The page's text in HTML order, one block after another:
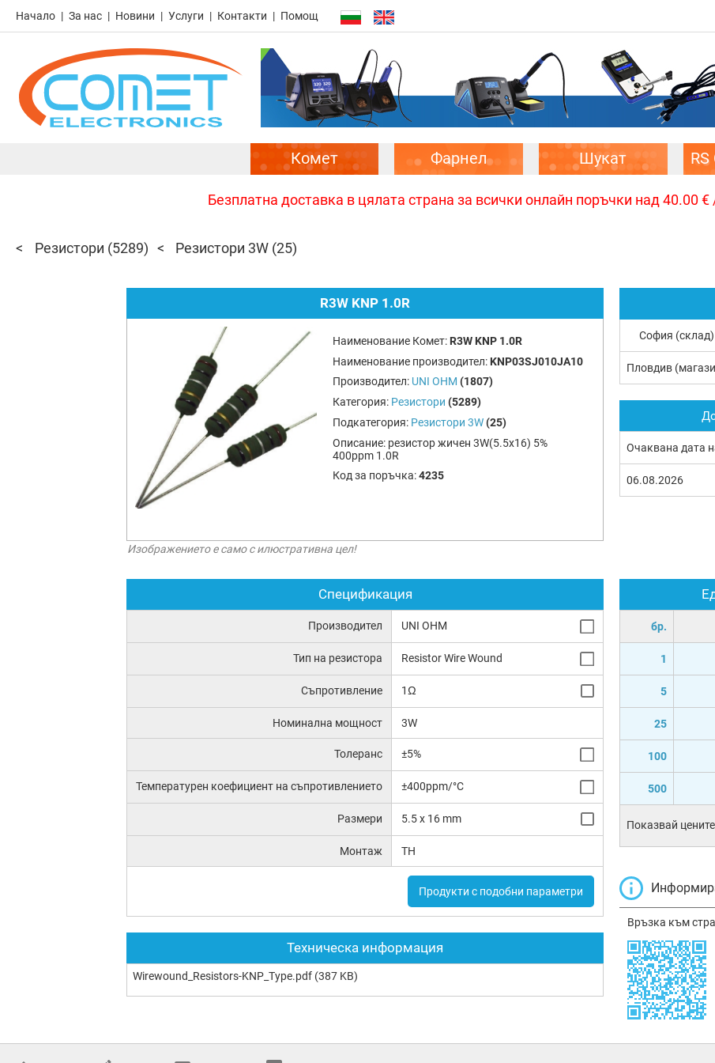
Начало За нас Новини Услуги Контакти Помощ
Комет Фарнел Шукат
Безплатна доставка в цялата страна за всички онлайн поръчки над 40.00
Резистори (5289) Резистори 3W (25)
R3W KNP 1.0R
Наименование Комет: R3W KNP 1.0R
Наименование производител: KNP03SJ010JA10
Производител: UNI OHM (1807)
Категория: Резистори (5289)
Подкатегория: Резистори 3W (25)
Описание: резистор жичен 3W(5.5x16) 5%
400ppm 1.0R
Код за поръчка:4235
Изображението е само с илюстративна цел!
Спецификация
Производител UNI OHM
Тип на резистора Resistor Wire Wound
Съпротивление 1Ω
Номинална мощност 3W
Толеранс ±5%
Температурен коефициент на съпротивлението ±400ppm/°C
Размери 5.5 x 16 mm
Монтаж TH
Продукти с подобни параметри
Техническа информация
Wirewound_Resistors-KNP_Type.pdf (387 KB)
бр.
1
5
25
100
500
Показвай
Връзка към
София (склад)
Пловдив
Очаквана дата
06.08.2026